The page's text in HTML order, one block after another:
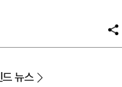
공
뉴스